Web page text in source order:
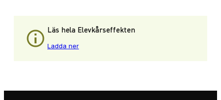
Läs hela Elevkårseffekten
Ladda ner